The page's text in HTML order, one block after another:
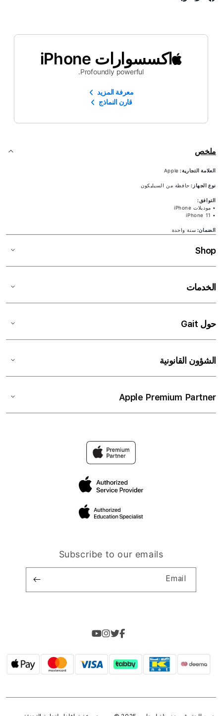
اكسسوارات iPhone
Profoundly powerful.
معرفة المزيد
قارن النماذج
ملخص
العلامة التجارية: Apple
نوع الجهاز: حافظة من السيليكون
التوافق:
• موديلات iPhone
• iPhone 11
الضمان: سنة واحدة
Shop
الخدمات
حول Gait
الشؤون القانونية
Apple Premium Partner
Subscribe to our emails
Email